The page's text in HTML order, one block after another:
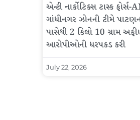
એન્ટી નાર્કોટિક્સ ટાસ્ક ફોર્સ-
ગાંધીનગર ઝોનની ટીમે
પાસેથી 2 કિલો 10 ગ્રામ
આરોપીઓની ધરપકડ કરી
July 22, 2026